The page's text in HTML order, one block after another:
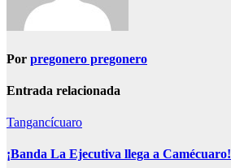
Por pregonero pregonero
Entrada relacionada
Tangancícuaro
¡Banda La Ejecutiva llega a Camécuaro!